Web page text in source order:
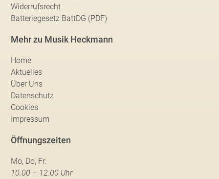
Widerrufsrecht
Batteriegesetz BattDG (PDF)
Mehr zu Musik Heckmann
Home
Aktuelles
Über Uns
Datenschutz
Cookies
Impressum
Öffnungszeiten
Mo, Do, Fr:
10.00 – 12.00 Uhr